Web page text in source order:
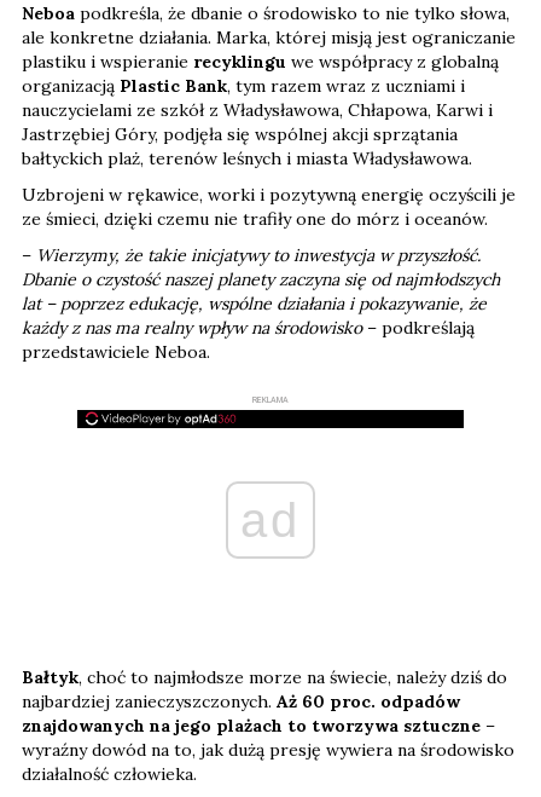
Neboa podkreśla, że dbanie o środowisko to nie tylko słowa,
ale konkretne działania. Marka, której misją jest ograniczanie
plastiku i wspieranie recyklingu we współpracy z globalną
organizacją Plastic Bank, tym razem wraz z uczniami i
nauczycielami ze szkół z Władysławowa, Chłapowa, Karwi i
Jastrzębiej Góry, podjęła się wspólnej akcji sprzątania
bałtyckich plaż, terenów leśnych i miasta Władysławowa.
Uzbrojeni w rękawice, worki i pozytywną energię oczyścili je
ze śmieci, dzięki czemu nie trafiły one do mórz i oceanów.
– Wierzymy, że takie inicjatywy to inwestycja w przyszłość.
Dbanie o czystość naszej planety zaczyna się od najmłodszych
lat – poprzez edukację, wspólne działania i pokazywanie, że
każdy z nas ma realny wpływ na środowisko– podkreślają
przedstawiciele Neboa.
REKLAMA
ad
Bałtyk, choć to najmłodsze morze na świecie, należy dziś do
najbardziej zanieczyszczonych. Aż 60 proc. odpadów
znajdowanych na jego plażach to tworzywa sztuczne –
wyraźny dowód na to, jak dużą presję wywiera na środowisko
działalność człowieka.